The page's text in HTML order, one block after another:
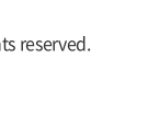
reserved.